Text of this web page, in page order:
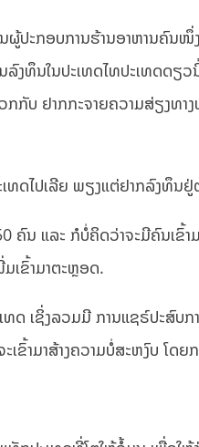
ປະກອບການຮ້ານອາຫານຄົນໜຶ່
ລົງທຶນໃນປະເທດໄທປະເທດດ
ກກັບ ຢາກກະຈາຍຄວາມສ່ຽງທ
ດໄປເລີຍ ພຽງແຕ່ຢາກລົງທຶນຢູ່
ແລະ ກໍບໍ່ຄິດວ່າຈະມີຄົນເຂົ້າມ
ເຂົ້າມາຕະຫຼອດ.
ເຊິ່ງລວມມີ ການແຊຣ໌ປະສົບກາ
ເຂົ້າມາສ້າງຄວາມບໍ່ສະຫງົບ ໂ